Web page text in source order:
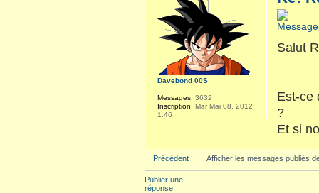
Salut
Est-ce
?
Et si
Davebond 00S
Messages: 3632
Inscription: Mar Mai 08, 2012
1:46
Précédent Afficher les messages publiés
Publier une
réponse